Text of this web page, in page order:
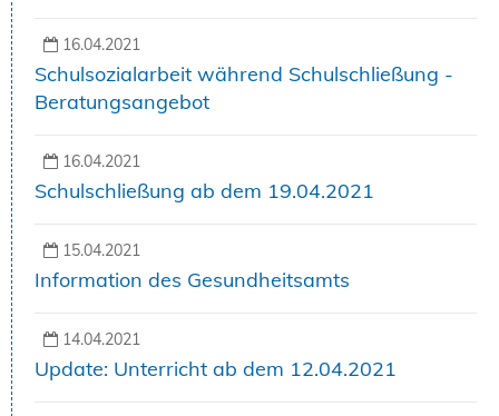
16.04.2021
Schulsozialarbeit während Schulschließung -
Beratungsangebot
16.04.2021
Schulschließung ab dem 19.04.2021
15.04.2021
Information des Gesundheitsamts
14.04.2021
Update: Unterricht ab dem 12.04.2021